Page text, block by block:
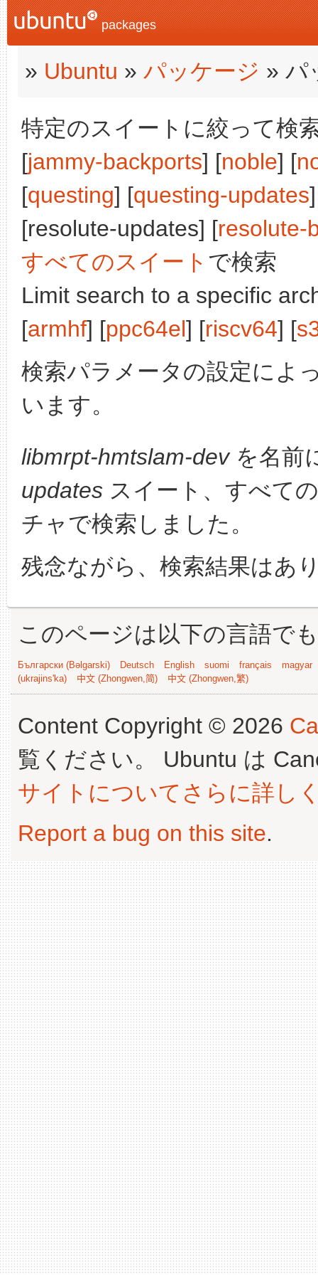
packages
» Ubuntu » パッケージ » パ
特定のスイートに絞って検
[jammy-backports] [noble] [
[questing] [questing-updates
[resolute-updates] [resolute-
すべてのスイート で検索
Limit search to a specific
[armhf] [ppc64el] [riscv64] [
検索パラメータの設定によ
います。
libmrpt-hmtslam-devを名前
updates スイート、すべて
チャで検索しました。
残念ながら、検索結果はあ
このページは以下の言語で
Български (Bəlgarski) Deutsch English suomi français
magyar
(ukrajins'ka)
中文 (Zhongwen,简) 中文 (Zhongwen,繁)
Content Copyright © 2026
覧ください。 Ubuntu は
サイトについてさらに詳し
Report a bug on this site.